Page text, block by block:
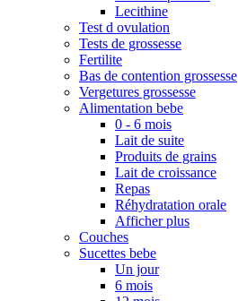
Lecithine
Test d ovulation
Tests de grossesse
Fertilite
Bas de contention grossesse
Vergetures grossesse
Alimentation bebe
0 - 6 mois
Lait de suite
Produits de grains
Lait de croissance
Repas
Réhydratation orale
Afficher plus
Couches
Sucettes bebe
Un jour
6 mois